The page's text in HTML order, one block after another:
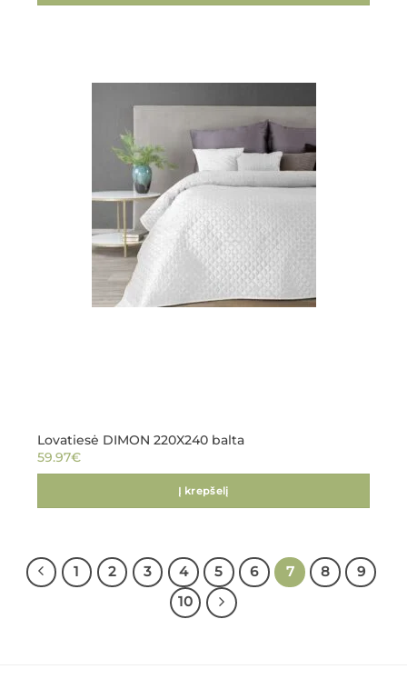
Lovatiesė DIMON 220X240 balta
59.97€
Į krepšelį
1 2 3 4 5 6 7 8
9
10